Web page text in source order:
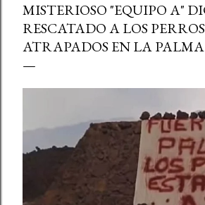
MISTERIOSO "EQUIPO A"
RESCATADO A LOS PERROS
ATRAPADOS EN LA PALMA